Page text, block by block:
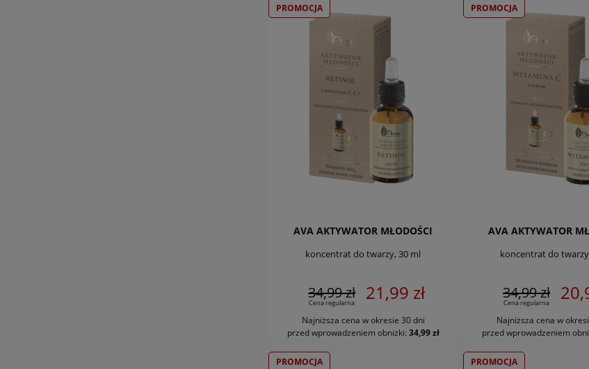
AVA AKTYWATOR MŁODOŚCI
koncentrat do twarzy, 30 ml
34,99 zł
Cena regularna 21,99 zł
Najniższa cena w okresie 30 dni
przed wprowadzeniem obniżki: 34,99 zł
DO KOSZYKA
PROMOCJA
AVA AKTYWATOR
koncentrat do
34,99 zł
Cena regularna
Najniższa cena w
przed wprowadzeniem
DO
PROMOCJA
PROMOCJA
PROMOCJA